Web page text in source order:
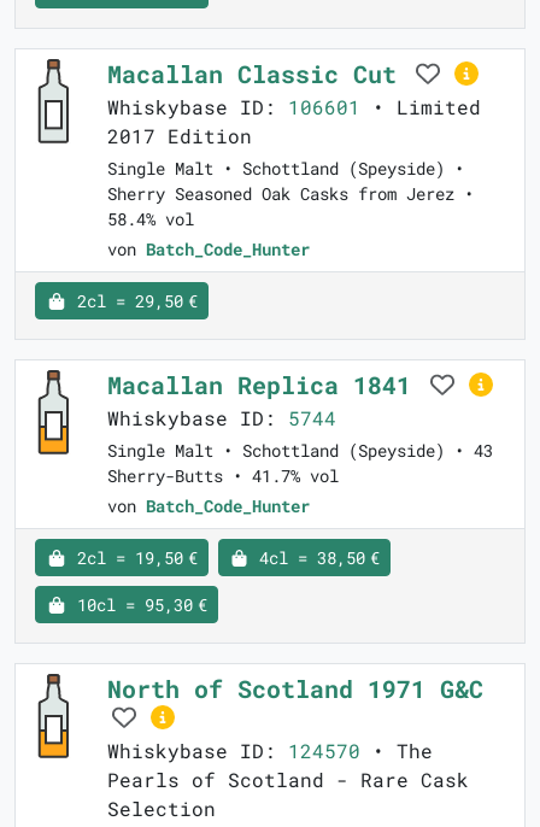
Macallan Classic Cut
Whiskybase ID: 106601
• Limited
2017 Edition
Single Malt • Schottland (Speyside) •
Sherry Seasoned Oak Casks from Jerez •
58.4% vol
von Batch_Code_Hunter
2cl = 29,50 €
Macallan Replica 1841
Whiskybase ID: 5744
Single Malt • Schottland (Speyside) • 43
Sherry-Butts • 41.7% vol
von Batch_Code_Hunter
2cl = 19,50 € 4cl = 38,50 €
10cl = 95,30 €
North of Scotland 1971 G&C
Whiskybase ID: 124570 • The
Pearls of Scotland - Rare Cask
Selection